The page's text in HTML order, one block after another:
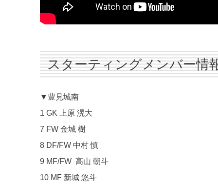
スターティングメンバー情
▼豊見城南
1 GK 上原 滉大
7 FW 金城 樹
8 DF/FW 中村 慎
9 MF/FW 高山 朝斗
10 MF 新城 悠斗